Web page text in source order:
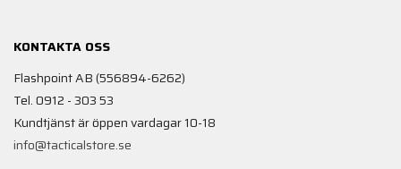
KONTAKTA OSS
Flashpoint AB (556894-6262)
Tel. 0912 - 303 53
Kundtjänst är öppen vardagar 10-18
info@tacticalstore.se